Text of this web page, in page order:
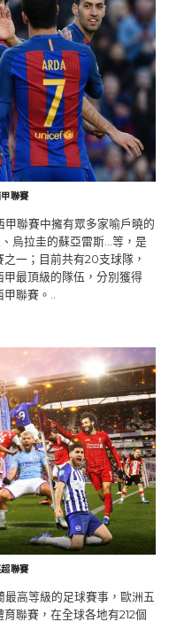
聯賽
甲聯賽中擁有眾多家喻戶曉的
烏拉圭的蘇亞雷斯…等，是
一；目前共有20支球隊，
最頂級的隊伍，分別獲得
聯賽。..
聯賽
最高等級的足球賽事，歐洲五
聯賽，在全球各地有212個